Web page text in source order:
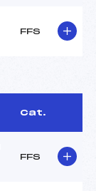
FFS
Cat.
FFS